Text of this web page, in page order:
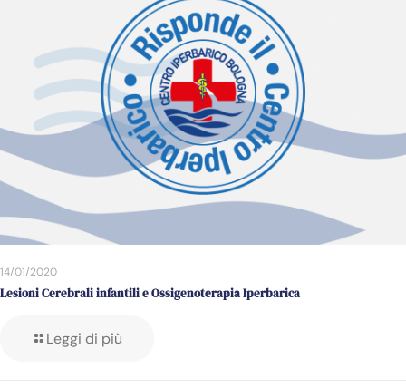
14/01/2020
Lesioni Cerebrali infantili e Ossigenoterapia Iperbarica
Leggi di più